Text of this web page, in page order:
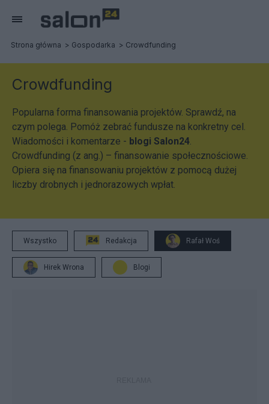
Strona główna Gospodarka Crowdfunding
Crowdfunding
Popularna forma finansowania projektów. Sprawdź, na
czym polega. Pomóż zebrać fundusze na konkretny cel.
Wiadomości i komentarze - blogi Salon24.
Crowdfunding (z ang.) – finansowanie społecznościowe.
Opiera się na finansowaniu projektów z pomocą dużej
liczby drobnych i jednorazowych wpłat.
Wszystko Redakcja Rafał Woś
Hirek Wrona Blogi